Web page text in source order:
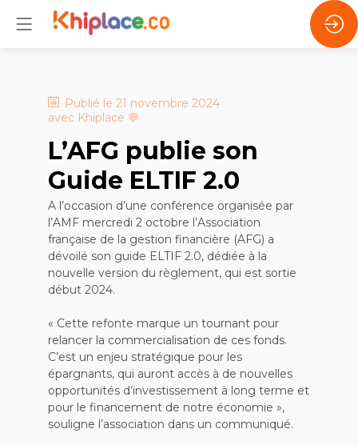
Publié le 21 novembre 2024
avec Khiplace 💬
L’AFG publie son
Guide ELTIF 2.0
A l’occasion d’une conférence organisée par
l’AMF mercredi 2 octobre l’Association
française de la gestion financière (AFG) a
dévoilé son guide ELTIF 2.0, dédiée à la
nouvelle version du règlement, qui est sortie
début 2024.
« Cette refonte marque un tournant pour
relancer la commercialisation de ces fonds.
C’est un enjeu stratégique pour les
épargnants, qui auront accès à de nouvelles
opportunités d’investissement à long terme et
pour le financement de notre économie »,
souligne l’association dans un communiqué.